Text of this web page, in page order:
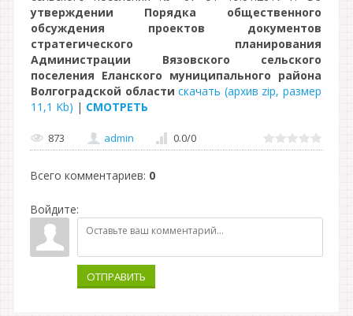
утверждении Порядка общественного
обсуждения проектов документов
стратегического планирования
Администрации Вязовского сельского
поселения Еланского муниципального района
Волгоградской области скачать (архив zip, размер
11,1 Kb) | СМОТРЕТЬ
873 admin 0.0/0
Всего комментариев: 0
Войдите:
ОТПРАВИТЬ